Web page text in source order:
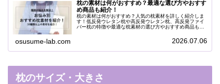
枕の素材は何がおすすめ？最適な選び方やおすす
め商品も紹介！
枕の素材は何がおすすめ？人気の枕素材を詳しく紹介しま
す！低反発ウレタン枕や高反発ウレタン枕、高反発ファイ
バー枕の特徴や最適な枕素材の選び方やおすすめ商品も紹
osusume-lab.com 2026.07.06
枕のサイズ・大きさ